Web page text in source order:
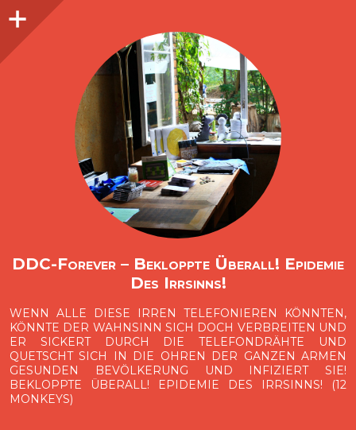
O
p
e
n
i
d
e
b
a
DDC-Forever – Bekloppte Überall! Epidemie
Des Irrsinns!
WENN ALLE DIESE IRREN TELEFONIEREN KÖNNTEN,
KÖNNTE DER WAHNSINN SICH DOCH VERBREITEN UND
ER SICKERT DURCH DIE TELEFONDRÄHTE UND
QUETSCHT SICH IN DIE OHREN DER GANZEN ARMEN
GESUNDEN BEVÖLKERUNG UND INFIZIERT SIE!
BEKLOPPTE ÜBERALL! EPIDEMIE DES IRRSINNS! (12
MONKEYS)
Seitenleiste